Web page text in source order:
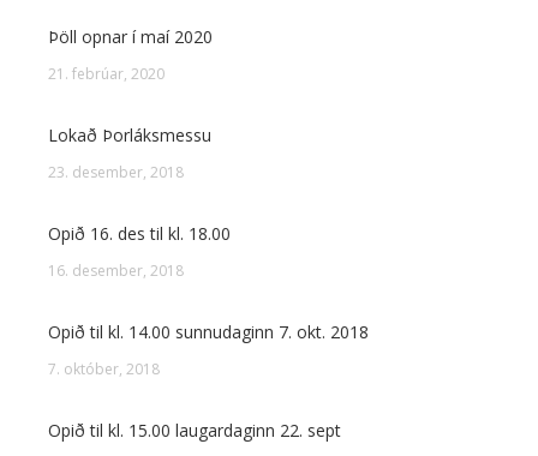
Þöll opnar í maí 2020
21. febrúar, 2020
Lokað Þorláksmessu
23. desember, 2018
Opið 16. des til kl. 18.00
16. desember, 2018
Opið til kl. 14.00 sunnudaginn 7. okt. 2018
7. október, 2018
Opið til kl. 15.00 laugardaginn 22. sept